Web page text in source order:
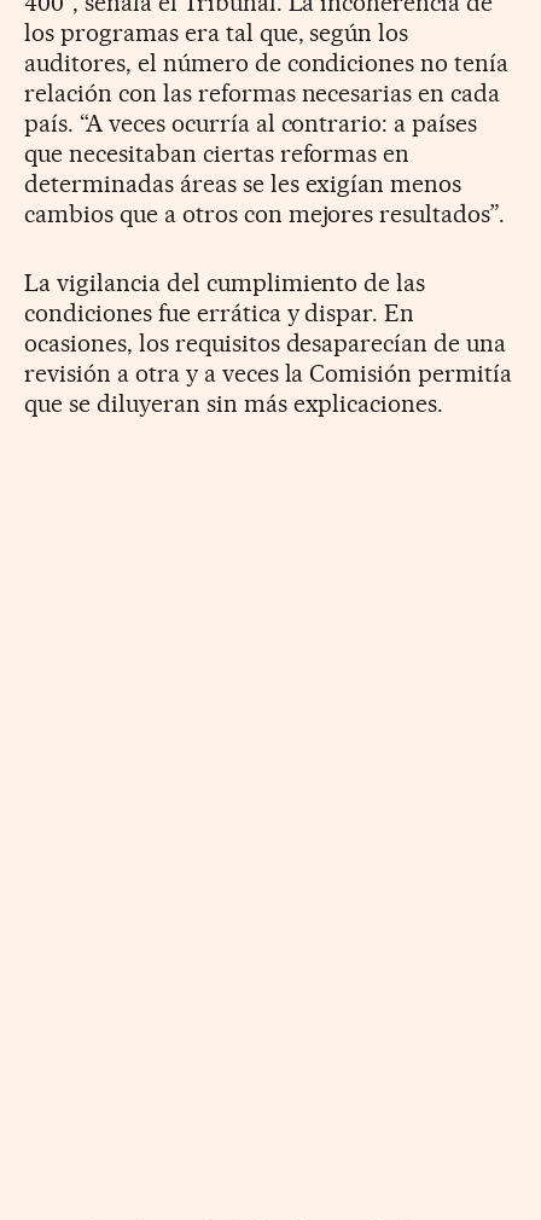
los programas era tal que, según los
auditores, el número de condiciones no tenía
relación con las reformas necesarias en cada
país. “A veces ocurría al contrario: a países
que necesitaban ciertas reformas en
determinadas áreas se les exigían menos
cambios que a otros con mejores resultados”.
La vigilancia del cumplimiento de las
condiciones fue errática y dispar. En
ocasiones, los requisitos desaparecían de una
revisión a otra y a veces la Comisión permitía
que se diluyeran sin más explicaciones.